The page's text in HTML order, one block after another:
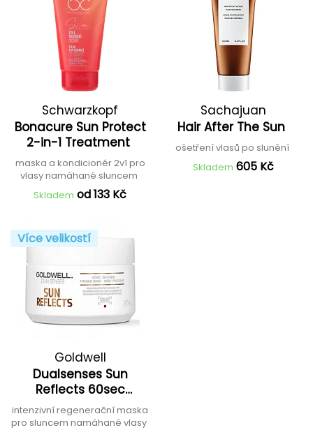
Schwarzkopf
Professional
Bonacure Sun Protect
2-in-1 Treatment
maska a kondicionér 2v1 pro
vlasy namáhané sluncem
Skladem od 133 Kč
Sachajuan
Hair After The Sun
ošetření vlasů po slunění
Skladem 605 Kč
Více velikostí
Goldwell
Dualsenses Sun
Reflects 60sec
Treatment
intenzivní regenerační maska
pro sluncem namáhané vlasy